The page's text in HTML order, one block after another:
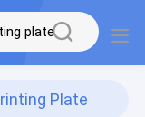
Plate